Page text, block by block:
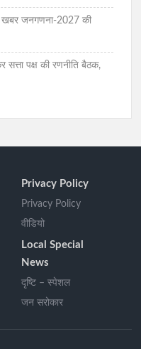
खबर जनगणना-2027 की
पक्ष की रणनीति बैठक,
Privacy Policy
Privacy Policy
वीडियो
Local Special
News
दृष्टि – स्पेशल
जन सरोकार